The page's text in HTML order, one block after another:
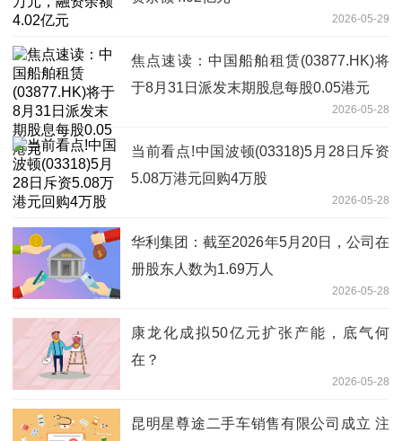
2026-05-29
焦点速读：中国船舶租赁(03877.HK)将
于8月31日派发末期股息每股0.05港元
2026-05-28
当前看点!中国波顿(03318)5月28日斥资
5.08万港元回购4万股
2026-05-28
华利集团：截至2026年5月20日，公司在
册股东人数为1.69万人
2026-05-28
康龙化成拟50亿元扩张产能，底气何
在？
2026-05-28
昆明星尊途二手车销售有限公司成立 注